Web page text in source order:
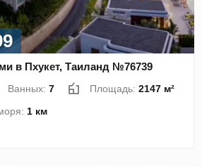
в Пхукет, Таиланд №76739
Ванных:7 Площадь:2147 м²
1 км